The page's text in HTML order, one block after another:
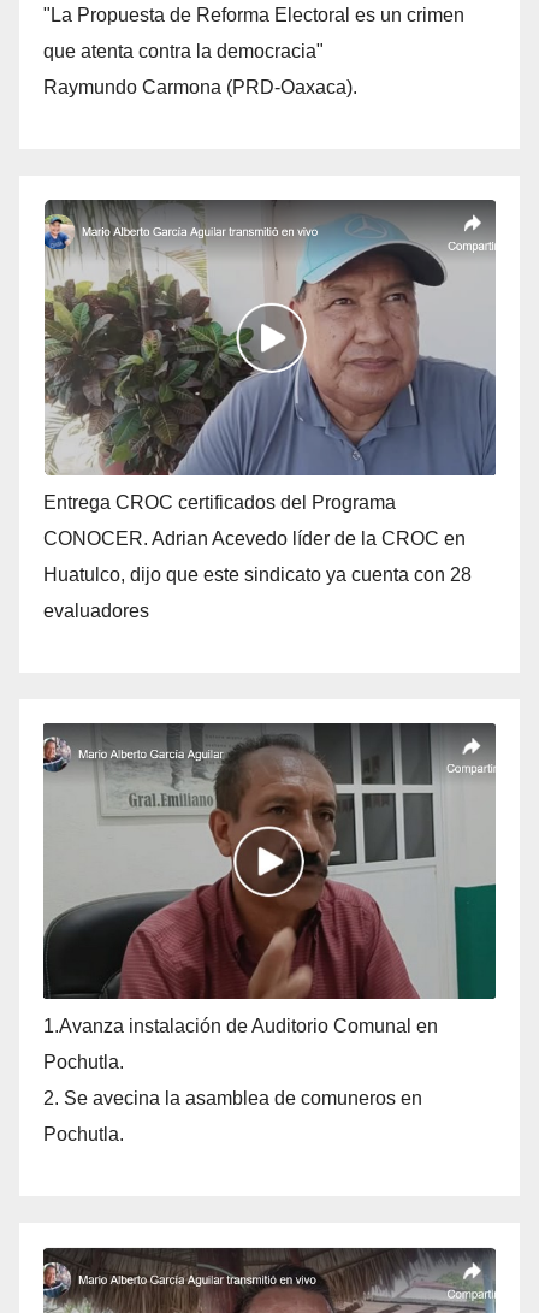
"La Propuesta de Reforma Electoral es un crimen
que atenta contra la democracia"
Raymundo Carmona (PRD-Oaxaca).
Entrega CROC certificados del Programa
CONOCER. Adrian Acevedo líder de la CROC en
Huatulco, dijo que este sindicato ya cuenta con 28
evaluadores
1.Avanza instalación de Auditorio Comunal en
Pochutla.
2. Se avecina la asamblea de comuneros en
Pochutla.